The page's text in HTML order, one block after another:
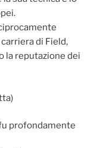
di Field,
la reputazione dei
profondamente